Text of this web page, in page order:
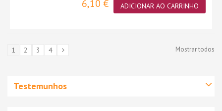
6,10 € ADICIONAR AO CARRINHO
Mostrar todos
1 2 3 4
Testemunhos